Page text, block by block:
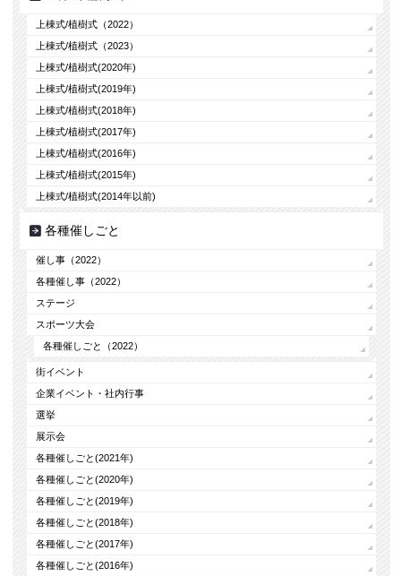
上棟式/植樹式（2022）
上棟式/植樹式（2023）
上棟式/植樹式(2020年)
上棟式/植樹式(2019年)
上棟式/植樹式(2018年)
上棟式/植樹式(2017年)
上棟式/植樹式(2016年)
上棟式/植樹式(2015年)
上棟式/植樹式(2014年以前)
各種催しごと
催し事（2022）
各種催し事（2022）
ステージ
スポーツ大会
各種催しごと（2022）
街イベント
企業イベント・社内行事
選挙
展示会
各種催しごと(2021年)
各種催しごと(2020年)
各種催しごと(2019年)
各種催しごと(2018年)
各種催しごと(2017年)
各種催しごと(2016年)